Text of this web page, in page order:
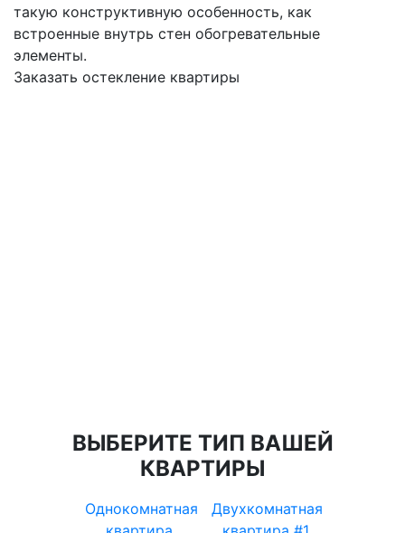
такую конструктивную особенность, как
встроенные внутрь стен обогревательные
элементы.
Заказать остекление квартиры
ВЫБЕРИТЕ ТИП ВАШЕЙ
КВАРТИРЫ
Однокомнатная
Двухкомнатная